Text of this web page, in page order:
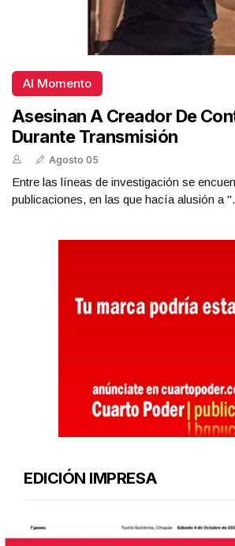
Al Momento
Asesinan A Creador De
Durante Transmisión
Agosto 05
Entre las líneas de investigación se
publicaciones, en las que hacía alusión a
EDICIÓN IMPRESA